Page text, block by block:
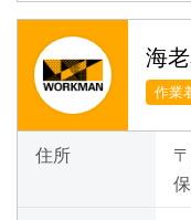
海
作業
住所